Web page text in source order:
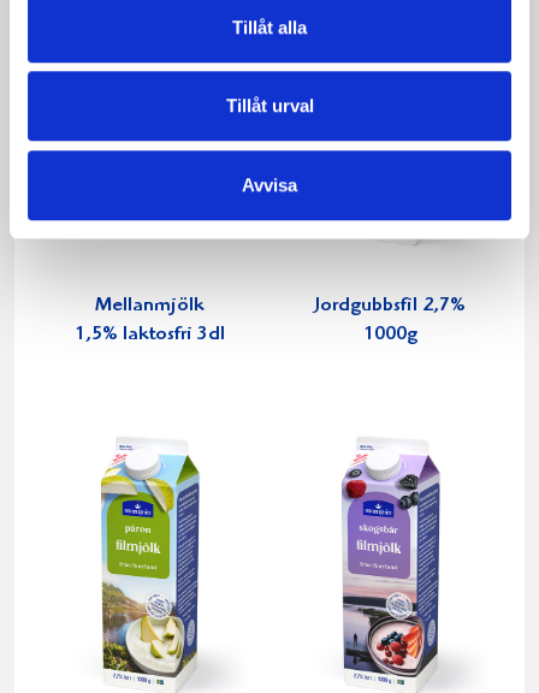
Tillåt alla
Tillåt urval
Avvisa
Mellanmjölk
1,5% laktosfri 3dl
Jordgubbsfil 2,7%
1000g